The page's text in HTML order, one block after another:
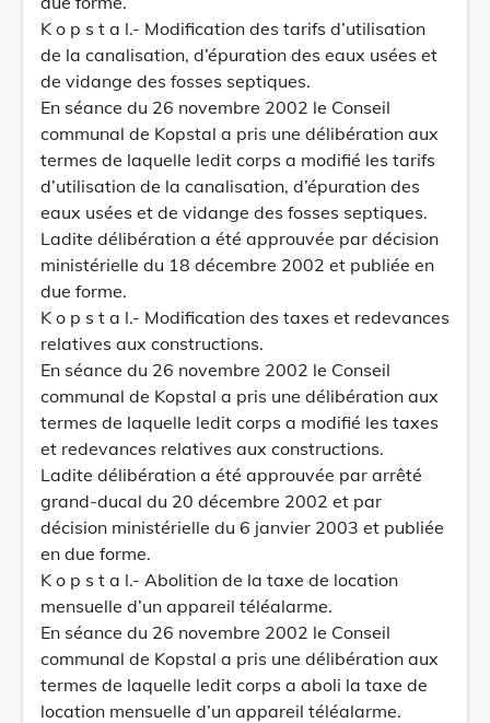
K o p s t a l.- Modification des tarifs d’utilisation
de la canalisation, d’épuration des eaux usées et
de vidange des fosses septiques.
En séance du 26 novembre 2002 le Conseil
communal de Kopstal a pris une délibération aux
termes de laquelle ledit corps a modifié les tarifs
d’utilisation de la canalisation, d’épuration des
eaux usées et de vidange des fosses septiques.
Ladite délibération a été approuvée par décision
ministérielle du 18 décembre 2002 et publiée en
due forme.
K o p s t a l.- Modification des taxes et redevances
relatives aux constructions.
En séance du 26 novembre 2002 le Conseil
communal de Kopstal a pris une délibération aux
termes de laquelle ledit corps a modifié les taxes
et redevances relatives aux constructions.
Ladite délibération a été approuvée par arrêté
grand-ducal du 20 décembre 2002 et par
décision ministérielle du 6 janvier 2003 et publiée
en due forme.
K o p s t a l.- Abolition de la taxe de location
mensuelle d’un appareil téléalarme.
En séance du 26 novembre 2002 le Conseil
communal de Kopstal a pris une délibération aux
termes de laquelle ledit corps a aboli la taxe de
location mensuelle d’un appareil téléalarme.